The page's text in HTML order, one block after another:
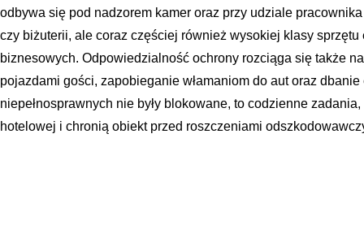
odbywa się pod nadzorem kamer oraz przy udziale
czy biżuterii, ale coraz częściej również wysokiej klasy
biznesowych. Odpowiedzialność ochrony rozciąga się także
pojazdami gości, zapobieganie włamaniom do aut oraz
niepełnosprawnych nie były blokowane, to codzienne
hotelowej i chronią obiekt przed roszczeniami